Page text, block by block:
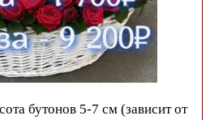
бутонов 5-7 см (зависит от